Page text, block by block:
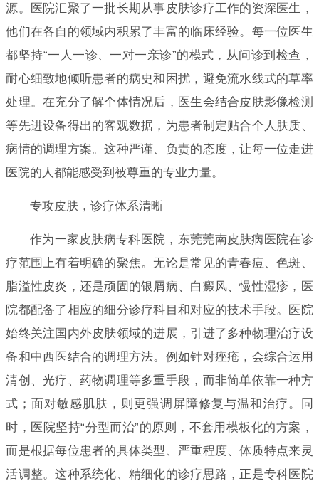
源。医院汇聚了一批长期从事皮肤诊疗工作的资深医生，
他们在各自的领域内积累了丰富的临床经验。每一位医生
都坚持“一人一诊、一对一亲诊”的模式，从问诊到检查，
耐心细致地倾听患者的病史和困扰，避免流水线式的草率
处理。在充分了解个体情况后，医生会结合皮肤影像检测
等先进设备得出的客观数据，为患者制定贴合个人肤质、
病情的调理方案。这种严谨、负责的态度，让每一位走进
医院的人都能感受到被尊重的专业力量。
专攻皮肤，诊疗体系清晰
作为一家皮肤病专科医院，东莞莞南皮肤病医院在诊
疗范围上有着明确的聚焦。无论是常见的青春痘、色斑、
脂溢性皮炎，还是顽固的银屑病、白癜风、慢性湿疹，医
院都配备了相应的细分诊疗科目和对应的技术手段。医院
始终关注国内外皮肤领域的进展，引进了多种物理治疗设
备和中西医结合的调理方法。例如针对痤疮，会综合运用
清创、光疗、药物调理等多重手段，而非简单依靠一种方
式；面对敏感肌肤，则更强调屏障修复与温和治疗。同
时，医院坚持“分型而治”的原则，不套用模板化的方案，
而是根据每位患者的具体类型、严重程度、体质特点来灵
活调整。这种系统化、精细化的诊疗思路，正是专科医院